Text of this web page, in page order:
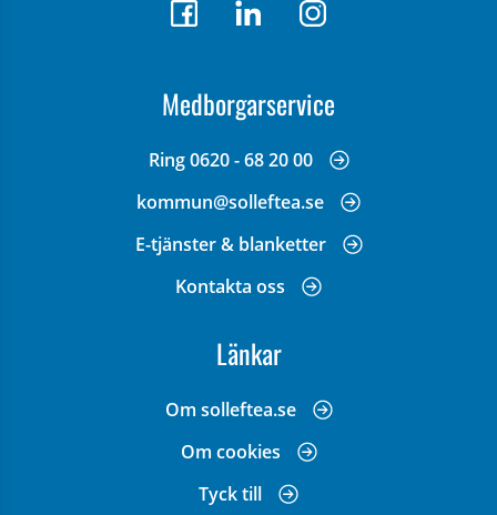
Medborgarservice
Ring 0620 - 68 20 00
kommun@solleftea.se
E-tjänster & blanketter
Kontakta oss
Länkar
Om solleftea.se
Om cookies
Tyck till